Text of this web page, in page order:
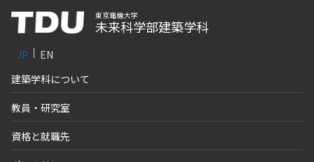
東京電機大学
未来科学部建築学科
JP
EN
建築学科について
教員・研究室
資格と就職先